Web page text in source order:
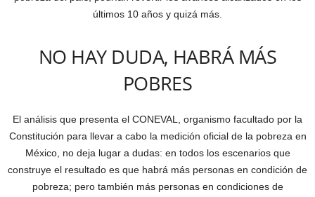
últimos 10 años y quizá más.
NO HAY DUDA, HABRÁ MÁS
POBRES
El análisis que presenta el CONEVAL, organismo facultado por la
Constitución para llevar a cabo la medición oficial de la pobreza en
México, no deja lugar a dudas: en todos los escenarios que
construye el resultado es que habrá más personas en condición de
pobreza; pero también más personas en condiciones de